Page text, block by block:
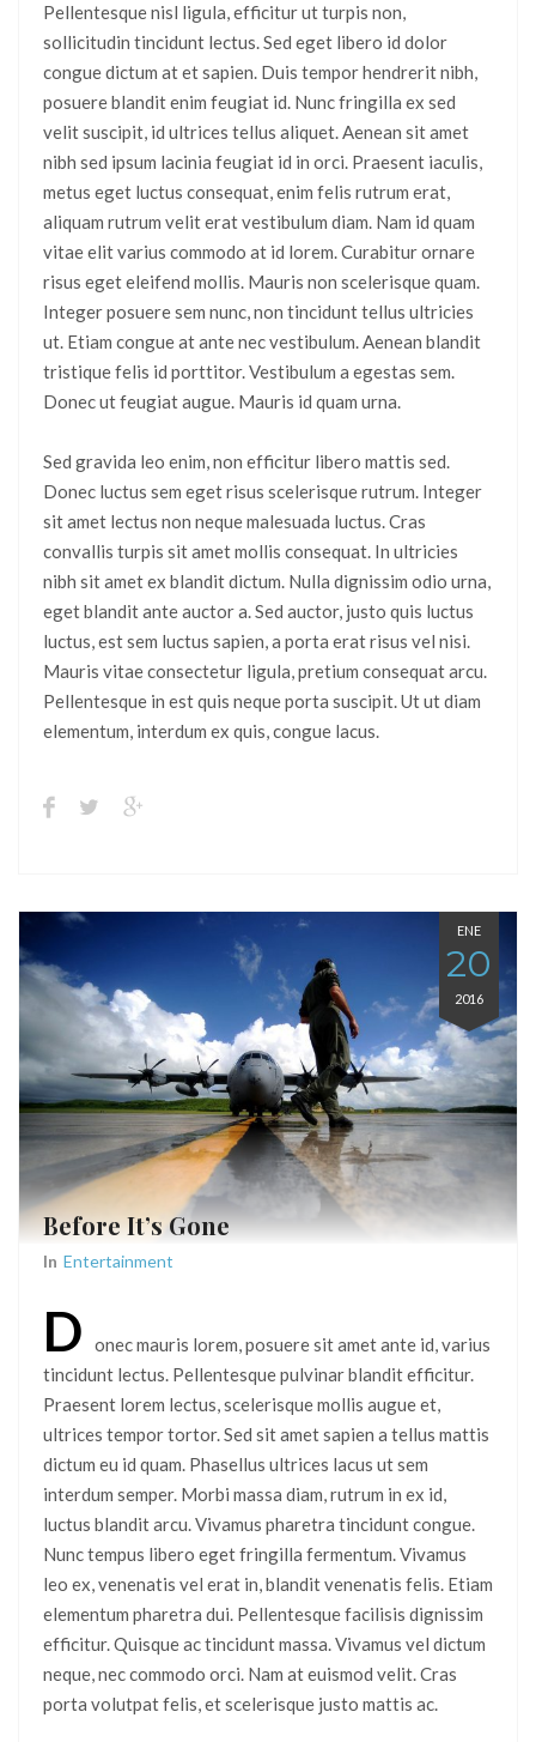
Pellentesque nisl ligula, efficitur ut turpis non,
sollicitudin tincidunt lectus. Sed eget libero id dolor
congue dictum at et sapien. Duis tempor hendrerit nibh,
posuere blandit enim feugiat id. Nunc fringilla ex sed
velit suscipit, id ultrices tellus aliquet. Aenean sit amet
nibh sed ipsum lacinia feugiat id in orci. Praesent iaculis,
metus eget luctus consequat, enim felis rutrum erat,
aliquam rutrum velit erat vestibulum diam. Nam id quam
vitae elit varius commodo at id lorem. Curabitur ornare
risus eget eleifend mollis. Mauris non scelerisque quam.
Integer posuere sem nunc, non tincidunt tellus ultricies
ut. Etiam congue at ante nec vestibulum. Aenean blandit
tristique felis id porttitor. Vestibulum a egestas sem.
Donec ut feugiat augue. Mauris id quam urna.
Sed gravida leo enim, non efficitur libero mattis sed.
Donec luctus sem eget risus scelerisque rutrum. Integer
sit amet lectus non neque malesuada luctus. Cras
convallis turpis sit amet mollis consequat. In ultricies
nibh sit amet ex blandit dictum. Nulla dignissim odio urna,
eget blandit ante auctor a. Sed auctor, justo quis luctus
luctus, est sem luctus sapien, a porta erat risus vel nisi.
Mauris vitae consectetur ligula, pretium consequat arcu.
Pellentesque in est quis neque porta suscipit. Ut ut diam
elementum, interdum ex quis, congue lacus.
ENE
20
2016
Before It’s Gone
In Entertainment
D
onec mauris lorem, posuere sit amet ante id, varius
tincidunt lectus. Pellentesque pulvinar blandit efficitur.
Praesent lorem lectus, scelerisque mollis augue et,
ultrices tempor tortor. Sed sit amet sapien a tellus mattis
dictum eu id quam. Phasellus ultrices lacus ut sem
interdum semper. Morbi massa diam, rutrum in ex id,
luctus blandit arcu. Vivamus pharetra tincidunt congue.
Nunc tempus libero eget fringilla fermentum. Vivamus
leo ex, venenatis vel erat in, blandit venenatis felis. Etiam
elementum pharetra dui. Pellentesque facilisis dignissim
efficitur. Quisque ac tincidunt massa. Vivamus vel dictum
neque, nec commodo orci. Nam at euismod velit. Cras
porta volutpat felis, et scelerisque justo mattis ac.